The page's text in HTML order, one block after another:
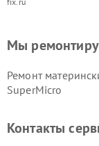
Мы
Ремонт
SuperMicro
Контакты